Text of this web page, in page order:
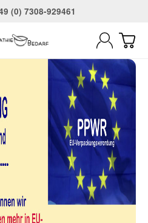
(0) 7308-929461